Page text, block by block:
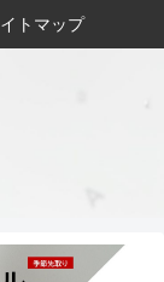
トマップ